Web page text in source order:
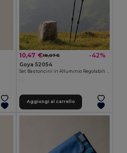
10,47 €18,07 € -42%
Goya 52054
Aggiungi al carrello